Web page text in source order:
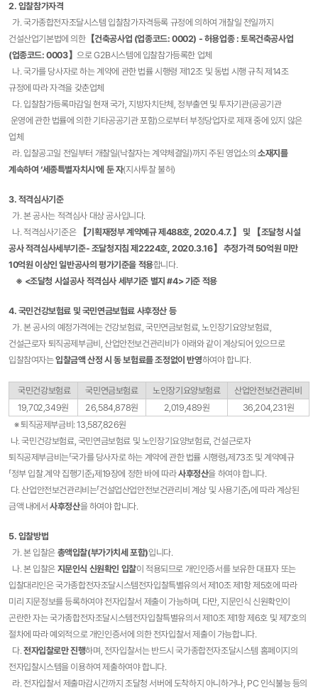
2. 입찰참가자격
가. 국가종합전자조달시스템 입찰참가자격등록 규정에 의하여 개찰일 전일까지
건설산업기본법에 의한【건축공사업 (업종코드: 0002) - 허용업종 : 토목건축공사업
(업종코드: 0003】으로 G2B시스템에 입찰참가등록한 업체
나. 국가를 당사자로 하는 계약에 관한 법률 시행령 제12조 및 동법 시행 규칙 제14조
규정에 따라 자격을 갖춘업체
다. 입찰참가등록마감일 현재 국가, 지방자치단체, 정부출연 및 투자기관(공공기관
운영에 관한 법률에 의한 기타공공기관 포함)으로부터 부정당업자로 제재 중에 있지 않은
업체
라. 입찰공고일 전일부터 개찰일(낙찰자는 계약체결일)까지 주된 영업소의소재지를
계속하여 ‘세종특별자치시’에 둔 자(지사투찰 불허)
3. 적격심사기준
가. 본 공사는 적격심사 대상 공사입니다.
나. 적격심사기준은
【기획재정부 계약예규 제488호, 2020.4.7.】 및 【조달청 시설
공사 적격심사세부기준- 조달청지침 제2224호, 2020.3.16】 추정가격 50억원 미만
10억원 이상인 일반공사의 평가기준을 적용합니다.
※ <조달청 시설공사 적격심사 세부기준 별지 #4> 기준 적용
4. 국민건강보험료 및 국민연금보험료 사후정산 등
가. 본 공사의 예정가격에는 건강보험료, 국민연금보험료, 노인장기요양보험료,
건설근로자 퇴직공제부금비, 산업안전보건관리비가 아래와 같이 계상되어 있으므로
입찰참여자는입찰금액 산정 시 동 보험료를 조정없이 반영하여야 합니다.
국민건강보험료 국민연금보험료 노인장기요양보험료
산업안전보건관리비
19,702,349원
26,584,878원 2,019,489원
36,204,231원
※ 퇴직공제부금비: 13,587,826원
나. 국민건강보험료, 국민연금보험료 및 노인장기요양보험료, 건설근로자
퇴직공제부금비는「국가를 당사자로 하는 계약에 관한 법률 시행령」제73조 및 계약예규
「정부 입찰․계약 집행기준」제19장에 정한 바에 따라사후정산을 하여야 합니다.
다. 산업안전보건관리비는「건설업산업안전보건관리비 계상 및 사용기준」에 따라 계상된
금액 내에서사후정산을 하여야 합니다.
5. 입찰방법
가. 본 입찰은 총액입찰(부가가치세 포함)입니다.
나. 본 입찰은 지문인식 신원확인 입찰이 적용되므로 개인인증서를 보유한 대표자 또는
입찰대리인은 국가종합전자조달시스템전자입찰특별유의서 제10조 제1항 제5호에 따라
미리 지문정보를 등록하여야 전자입찰서 제출이 가능하며, 다만, 지문인식 신원확인이
곤란한 자는 국가종합전자조달시스템전자입찰특별유의서 제10조 제1항 제6호 및 제7호의
절차에 따라 예외적으로 개인인증서에 의한 전자입찰서 제출이 가능합니다.
다. 전자입찰로만 진행하며, 전자입찰서는 반드시 국가종합전자조달시스템 홈페이지의
전자입찰시스템을 이용하여 제출하여야 합니다.
라. 전자입찰서 제출마감시간까지 조달청 서버에 도착하지 아니하거나, PC 인식불능 등의